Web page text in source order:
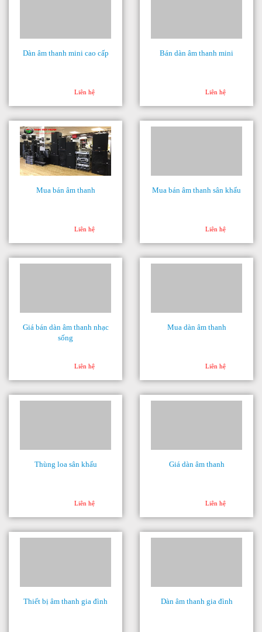
Dàn âm thanh mini cao cấp
Liên hệ
Bán dàn âm thanh mini
Liên hệ
Mua bán âm thanh
Liên hệ
Mua bán âm thanh sân khấu
Liên hệ
Giá bán dàn âm thanh nhạc
sống
Liên hệ
Mua dàn âm thanh
Liên hệ
Thùng loa sân khấu
Liên hệ
Giá dàn âm thanh
Liên hệ
Thiết bị âm thanh gia đình Dàn âm thanh gia đình